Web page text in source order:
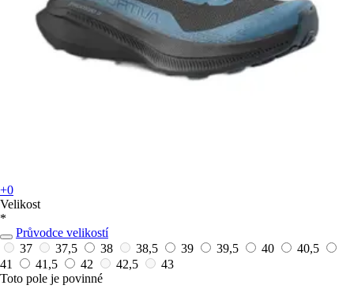
+0
Velikost
*
Průvodce velikostí
37
37,5 38 38,5 39 39,5 40
40,5
41
41,5 42 42,5
43
Toto pole je povinné